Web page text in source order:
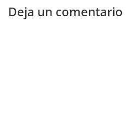
Deja un comentario